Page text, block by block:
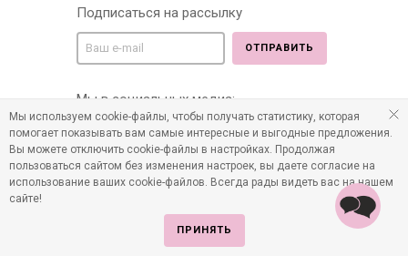
Подписаться на рассылку
ОТПРАВИТЬ
Мы в социальных медиа:
©2011-2026 Все права защищены. Интернет-магазин
Мы используем cookie-файлы, чтобы получать статистику, которая
помогает показывать вам самые интересные и выгодные предложения.
Вы можете отключить cookie-файлы в настройках. Продолжая
пользоваться сайтом без изменения настроек, вы даете согласие на
использование ваших cookie-файлов. Всегда рады видеть вас на нашем
сайте!
ПРИНЯТЬ